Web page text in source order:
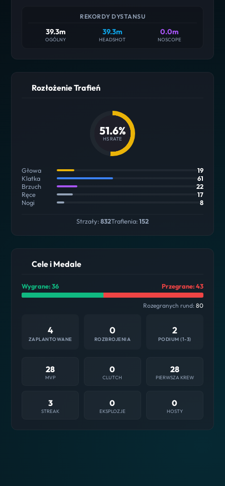
REKORDY DYSTANSU
39.3m
OGÓLNY
39.3m
HEADSHOT
0.0m
NOSCOPE
Rozłożenie Trafień
51.6%
HS RATE
Głowa
19
Klatka
61
Brzuch
22
Ręce
17
Nogi
8
Strzały:832Trafienia:152
Cele i Medale
Wygrane: 36 Przegrane: 43
Rozegranych rund: 80
4
ZAPLANTOWANE
0
ROZBROJENIA
2
PODIUM (1-3)
28
MVP
0
CLUTCH
28
PIERWSZA KREW
3
STREAK
0
EKSPLOZJE
0
HOSTY